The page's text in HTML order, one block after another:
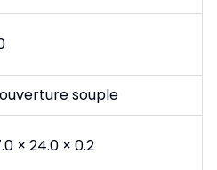
souple
× 24.0 × 0.2